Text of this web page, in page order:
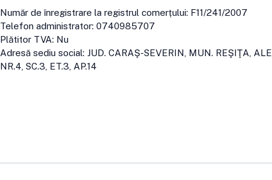
Număr de înregistrare la registrul comerțului: F11/241/2007
Telefon administrator: 0740985707
Plătitor TVA: Nu
Adresă sediu social: JUD. CARAŞ-SEVERIN, MUN. REŞIŢA,
NR.4, SC.3, ET.3, AP.14